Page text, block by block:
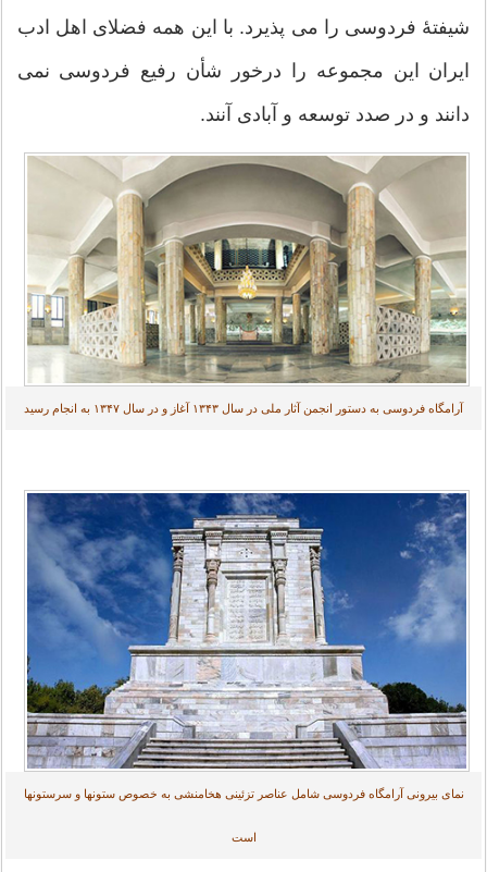
شیفتهٔ فردوسی را می‌ پذیرد. با این همه فضلای اهل ادب
ایران این مجموعه را درخور شأن رفیع فردوسی نمی‌
دانند و در صدد توسعه و آبادی آنند.
آرامگاه فردوسی به دستور انجمن آثار ملی در سال ۱۳۴۳ آغاز و در سال ۱۳۴۷ به انجام رسید
نمای بیرونی آرامگاه فردوسی شامل عناصر تزئینی هخامنشی به خصوص ستونها و سرستونها
است